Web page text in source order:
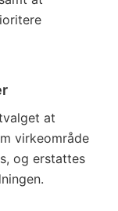
at
virkeområde
og erstattes